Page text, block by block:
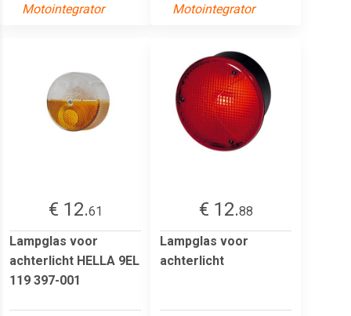
Motointegrator Motointegrator
€ 12.61
Lampglas voor
achterlicht HELLA 9EL
119 397-001
€ 12.88
Lampglas voor
achterlicht